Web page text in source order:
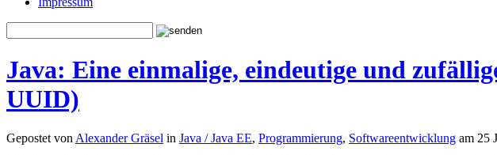
Java: Eine einmalige, eindeutige und
UUID)
Gepostet von Alexander Gräsel in Java / Java EE, Programmierung, Softwareentwicklung am 25